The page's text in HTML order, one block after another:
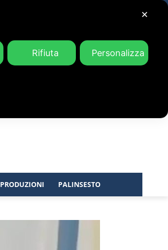
PRODUZIONI PALINSESTO
✕
Rifiuta Personalizza